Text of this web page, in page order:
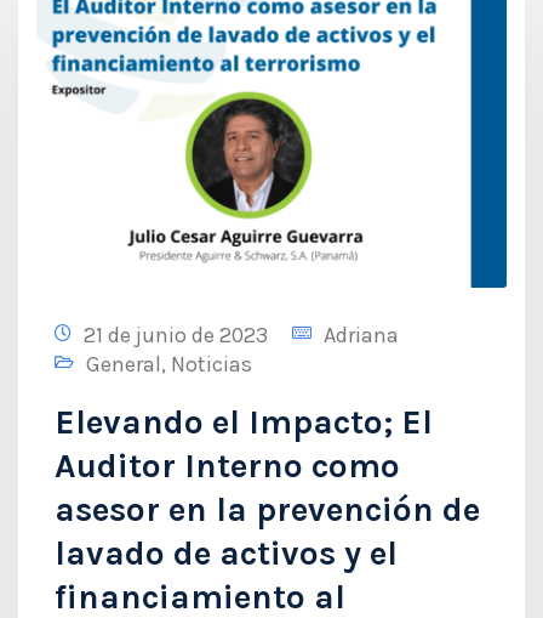
21 de junio de 2023
Adriana
General, Noticias
Elevando el Impacto; El
Auditor Interno como
asesor en la prevención de
lavado de activos y el
financiamiento al